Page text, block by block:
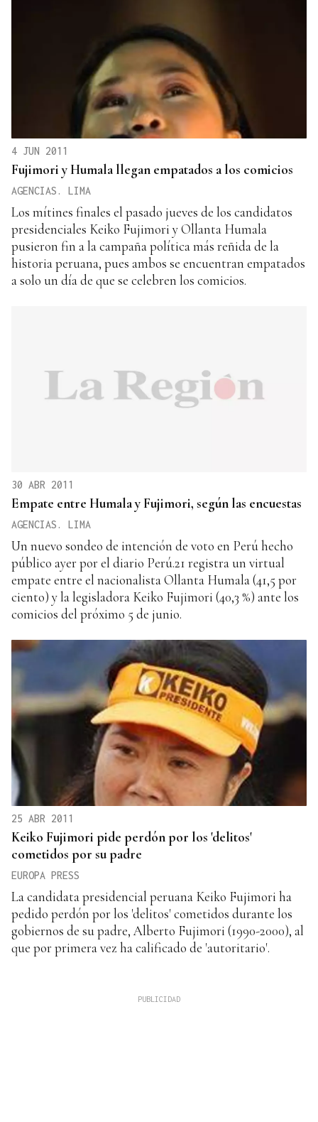
4 JUN 2011
Fujimori y Humala llegan empatados a los comicios
AGENCIAS. LIMA
Los mítines finales el pasado jueves de los candidatos
presidenciales Keiko Fujimori y Ollanta Humala
pusieron fin a la campaña política más reñida de la
historia peruana, pues ambos se encuentran empatados
a solo un día de que se celebren los comicios.
30 ABR 2011
Empate entre Humala y Fujimori, según las encuestas
AGENCIAS. LIMA
Un nuevo sondeo de intención de voto en Perú hecho
público ayer por el diario Perú.21 registra un virtual
empate entre el nacionalista Ollanta Humala (41,5 por
ciento) y la legisladora Keiko Fujimori (40,3 %) ante los
comicios del próximo 5 de junio.
25 ABR 2011
Keiko Fujimori pide perdón por los 'delitos'
cometidos por su padre
EUROPA PRESS
La candidata presidencial peruana Keiko Fujimori ha
pedido perdón por los 'delitos' cometidos durante los
gobiernos de su padre, Alberto Fujimori (1990-2000), al
que por primera vez ha calificado de 'autoritario'.